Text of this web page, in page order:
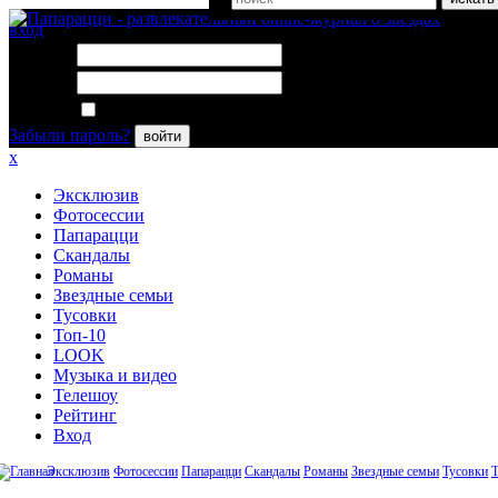
вход
Забыли пароль?
войти
x
Эксклюзив
Фотосессии
Папарацци
Скандалы
Романы
Звездные семьи
Тусовки
Топ-10
LOOK
Музыка и видео
Телешоу
Рейтинг
Вход
Эксклюзив Фотосессии Папарацци Скандалы Романы Звездные семьи Тусовки